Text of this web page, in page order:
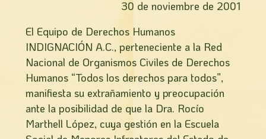
30 de noviembre de 2001
El Equipo de Derechos Humanos
INDIGNACIÓN A.C., perteneciente a la Red
Nacional de Organismos Civiles de Derechos
Humanos “Todos los derechos para todos”,
manifiesta su extrañamiento y preocupación
ante la posibilidad de que la Dra. Rocí­o
Marthell López, cuya gestión en la Escuela